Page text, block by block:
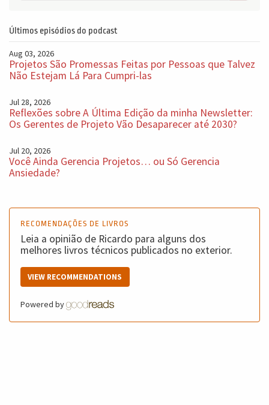
Últimos episódios do podcast
Aug 03, 2026
Projetos São Promessas Feitas por Pessoas que Talvez
Não Estejam Lá Para Cumpri-las
Jul 28, 2026
Reflexões sobre A Última Edição da minha Newsletter:
Os Gerentes de Projeto Vão Desaparecer até 2030?
Jul 20, 2026
Você Ainda Gerencia Projetos… ou Só Gerencia
Ansiedade?
RECOMENDAÇÕES DE LIVROS
Leia a opinião de Ricardo para alguns dos
melhores livros técnicos publicados no exterior.
VIEW RECOMMENDATIONS
Powered by